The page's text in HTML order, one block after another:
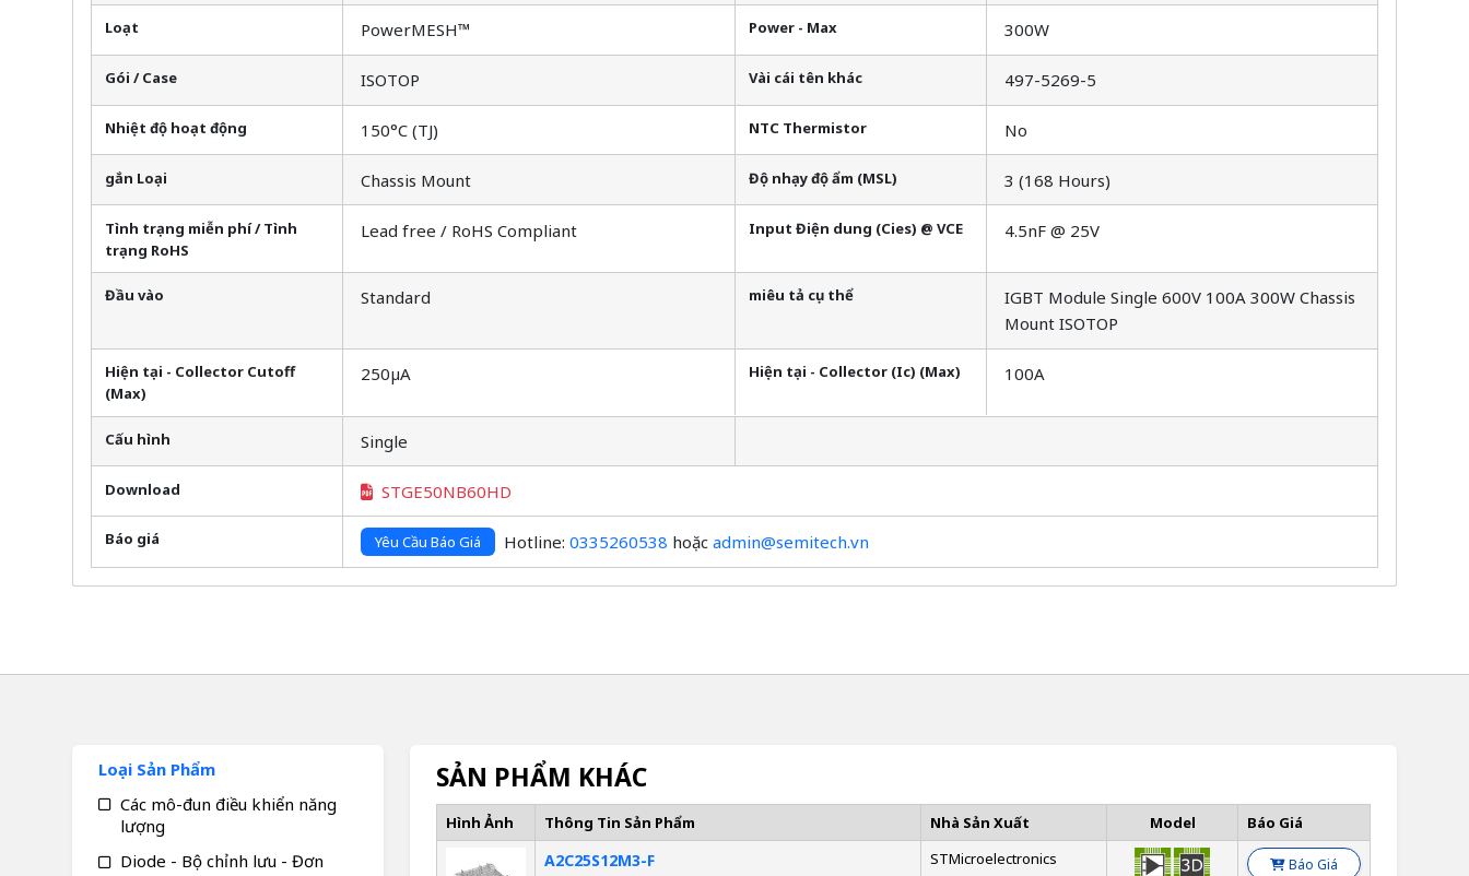
Loạt PowerMESH™ Power - Max 300W
Gói / Case ISOTOP Vài cái tên khác 497-5269-5
Nhiệt độ hoạt động 150°C (TJ) NTC Thermistor No
gắn Loại Chassis Mount Độ nhạy độ ẩm (MSL) 3 (168 Hours)
Tình trạng miễn phí / Tình
trạng RoHS
Lead free / RoHS Compliant Input Điện dung (Cies) @ VCE 4.5nF @ 25V
Đầu vào Standard miêu tả cụ thể
IGBT Module Single 600V 100A 300W Chassis
Mount ISOTOP
Hiện tại - Collector Cutoff
(Max)
250µA Hiện tại - Collector (Ic) (Max) 100A
Cấu hình Single
Download STGE50NB60HD
Báo giá Yêu Cầu Báo Giá Hotline: 0335260538 hoặc admin@semitech.vn
SẢN PHẨM KHÁC
Hình Ảnh Thông Tin Sản Phẩm Nhà Sản Xuất Model Báo Giá
A2C25S12M3-F STMicroelectronics Báo Giá
Loại Sản Phẩm
Các mô-đun điều khiển năng
lượng
Diode - Bộ chỉnh lưu - Đơn